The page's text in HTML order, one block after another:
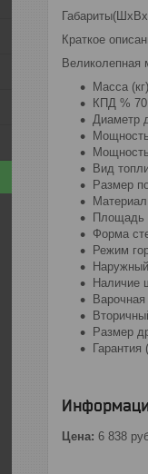
Краткое
Великолепная
Масса (кг)
КПД % 70
Диаметр
Вид
Размер
Материал
Площадь
Форма
Режим
Наличие
Варочная
Размер
Гарантия
Цена: 6 838